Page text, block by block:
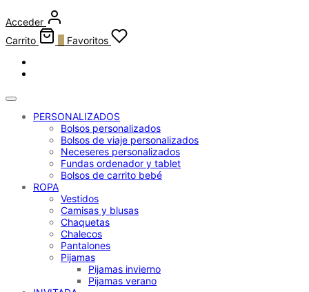
Acceder
Carrito
Favoritos
PERSONALIZADOS
Bolsos personalizados
Bolsos de viaje personalizados
Neceseres personalizados
Fundas ordenador y tablet
Bolsos de carrito bebé
ROPA
Vestidos
Camisas y blusas
Chaquetas
Chalecos
Pantalones
Pijamas
Pijamas invierno
Pijamas verano